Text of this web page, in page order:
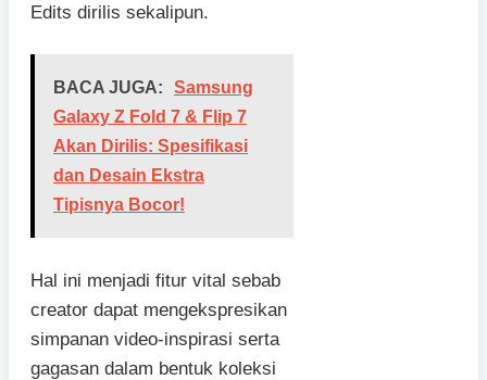
Edits dirilis sekalipun.
BACA JUGA:
Samsung
Galaxy Z Fold 7 & Flip 7
Akan Dirilis: Spesifikasi
dan Desain Ekstra
Tipisnya Bocor!
Hal ini menjadi fitur vital sebab
creator dapat mengekspresikan
simpanan video-inspirasi serta
gagasan dalam bentuk koleksi